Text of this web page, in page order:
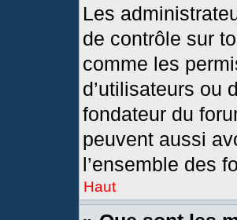
Les
de contrôle sur
comme les
d’utilisateurs ou
fondateur du
peuvent aussi
l’ensemble des
Haut